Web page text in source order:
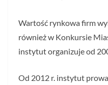
Wartość rynkowa firm
również w Konkursie
instytut organizuje od
Od 2012 r. instytut